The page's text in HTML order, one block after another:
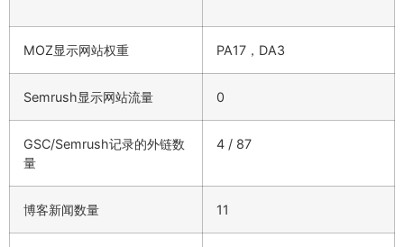
MOZ显示网站权重 PA17，DA3
Semrush显示网站流量 0
GSC/Semrush记录的外链数
量
4 / 87
博客新闻数量 11